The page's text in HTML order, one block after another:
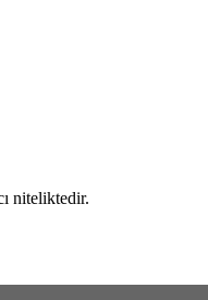
niteliktedir.